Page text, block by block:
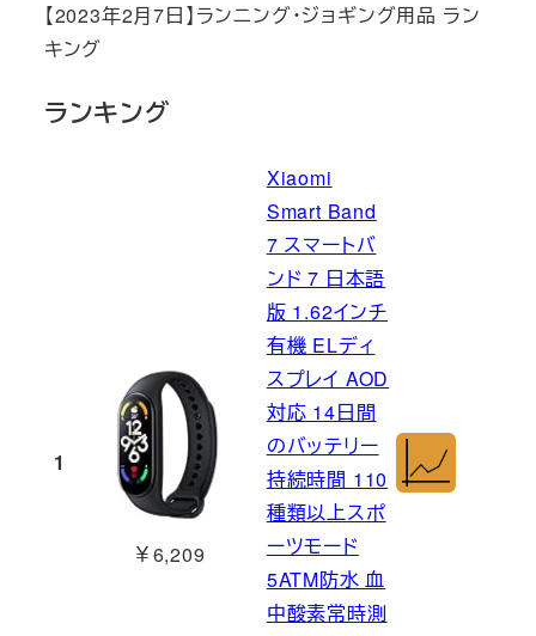
【2023年2月7日】ランニング・ジョギング用品 ラン
キング
ランキング
1
￥6,209
Xiaomi
Smart Band
7 スマートバ
ンド 7 日本語
版 1.62インチ
有機 ELディ
スプレイ AOD
対応 14日間
のバッテリー
持続時間 110
種類以上スポ
ーツモード
5ATM防水 血
中酸素常時測